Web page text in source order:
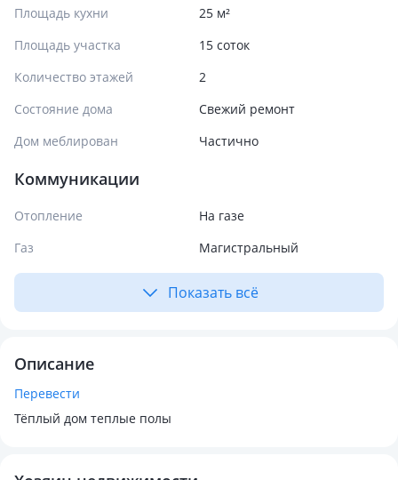
Площадь кухни
25 м²
Площадь участка
15 соток
Количество этажей
2
Состояние дома
Свежий ремонт
Дом меблирован
Частично
Коммуникации
Отопление
На газе
Газ
Магистральный
Показать всё
Описание
Перевести
Тёплый дом теплые полы